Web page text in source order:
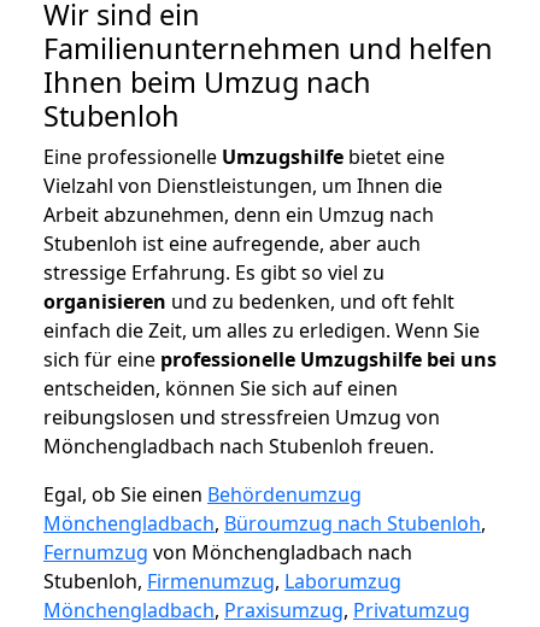
Wir sind ein
Familienunternehmen und helfen
Ihnen beim Umzug nach
Stubenloh
Eine professionelle Umzugshilfe bietet eine
Vielzahl von Dienstleistungen, um Ihnen die
Arbeit abzunehmen, denn ein Umzug nach
Stubenloh ist eine aufregende, aber auch
stressige Erfahrung. Es gibt so viel zu
organisieren und zu bedenken, und oft fehlt
einfach die Zeit, um alles zu erledigen. Wenn Sie
sich für eine professionelle Umzugshilfe bei uns
entscheiden, können Sie sich auf einen
reibungslosen und stressfreien Umzug von
Mönchengladbach nach Stubenloh freuen.
Egal, ob Sie einen Behördenumzug
Mönchengladbach, Büroumzug nach Stubenloh,
Fernumzug von Mönchengladbach nach
Stubenloh, Firmenumzug, Laborumzug
Mönchengladbach, Praxisumzug, Privatumzug